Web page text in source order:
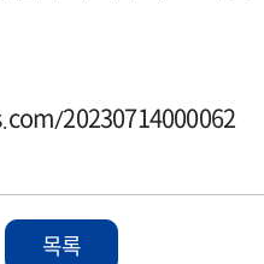
20230714000062
목록